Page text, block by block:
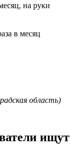
на руки
в месяц
область)
ищут